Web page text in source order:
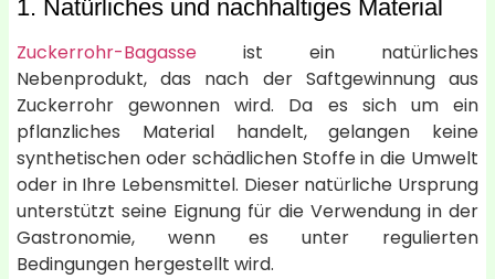
1. Natürliches und nachhaltiges Material
Zuckerrohr-Bagasse ist ein natürliches
Nebenprodukt, das nach der Saftgewinnung aus
Zuckerrohr gewonnen wird. Da es sich um ein
pflanzliches Material handelt, gelangen keine
synthetischen oder schädlichen Stoffe in die Umwelt
oder in Ihre Lebensmittel. Dieser natürliche Ursprung
unterstützt seine Eignung für die Verwendung in der
Gastronomie, wenn es unter regulierten
Bedingungen hergestellt wird.